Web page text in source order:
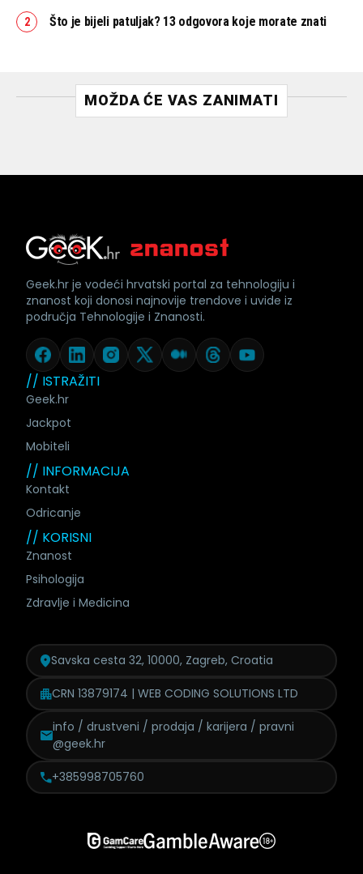
Što je bijeli patuljak? 13 odgovora koje morate znati
MOŽDA ĆE VAS ZANIMATI
// ISTRAŽITI
Geek.hr
Jackpot
Mobiteli
// INFORMACIJA
Kontakt
Odricanje
// KORISNI
Znanost
Psihologija
Zdravlje i Medicina
Geek.hr je vodeći hrvatski portal za tehnologiju i
znanost koji donosi najnovije trendove i uvide iz
područja Tehnologije i Znanosti.
Savska cesta 32, 10000, Zagreb, Croatia
CRN 13879174 | WEB CODING SOLUTIONS LTD
info / drustveni / prodaja / karijera / pravni
@geek.hr
+385998705760